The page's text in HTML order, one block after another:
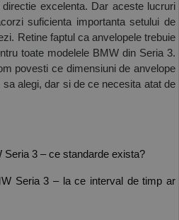
excelenta. Dar aceste lucruri
suficienta importanta setului de
Retine faptul ca anvelopele trebuie
toate modelele BMW din Seria 3.
povesti ce dimensiuni de anvelope
alegi, dar si de ce necesita atat de
Seria 3 – ce standarde exista?
Seria 3 – la ce interval de timp ar